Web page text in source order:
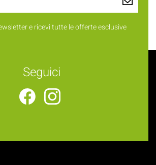
e ricevi tutte le offerte esclusive
Seguici